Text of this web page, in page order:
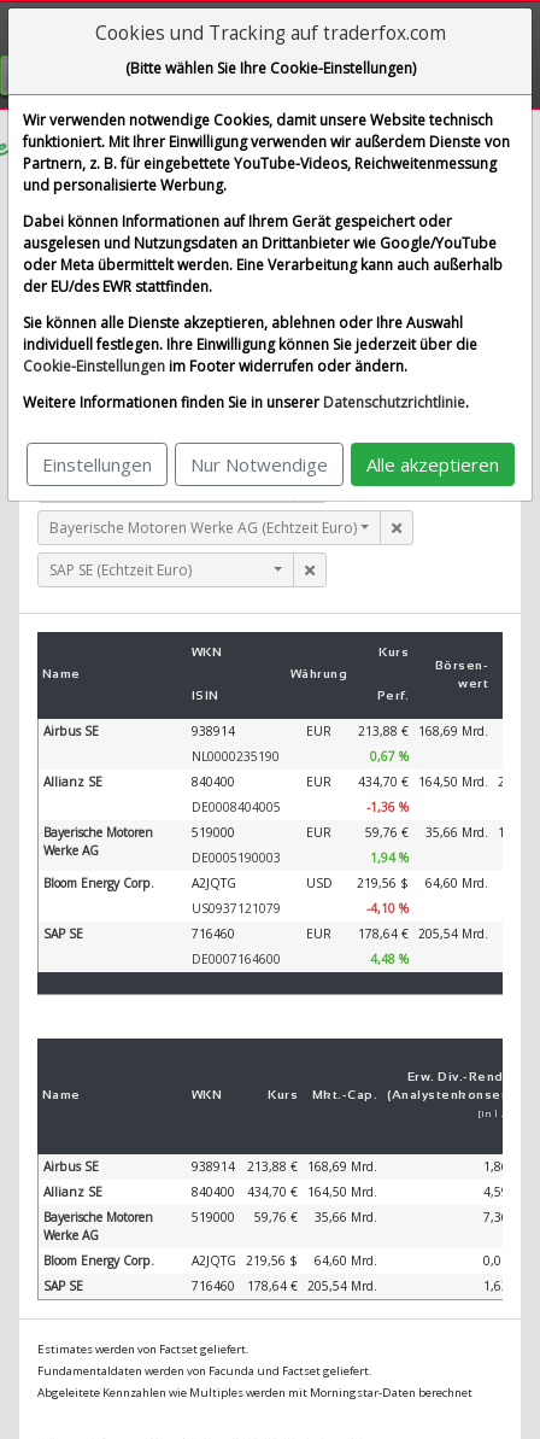
Visualizations
GRATIS REGISTRIEREN
Bloom Energy Corp.
im Vergleich mit Airbus SE, Allianz SE, Bayerische
Motoren Werke AG und 1 weitere Aktie
Alle Aktien entfernen
Standard-Vergleich
Bloom Energy Corp. (Echtzeit USD)
Airbus SE (Echtzeit Euro)
Allianz SE (Echtzeit Euro)
Bayerische Motoren Werke AG (Echtzeit Euro)
SAP SE (Echtzeit Euro)
Name
WKN
Währung
Kurs
Börsen­
wert
ISIN
Perf.
Airbus SE 938914 EUR 213,88 € 168,69 Mrd.
NL0000235190
0,67 %
Allianz SE
840400 EUR 434,70 € 164,50 Mrd.
DE0008404005
-1,36 %
Bayerische Motoren
Werke AG
519000 EUR 59,76 € 35,66 Mrd.
DE0005190003
1,94 %
Bloom Energy Corp.
A2JQTG USD 219,56 $ 64,60 Mrd.
US0937121079
-4,10 %
SAP SE
716460 EUR 178,64 € 205,54 Mrd.
DE0007164600
4,48 %
Name WKN Kurs Mkt.-Cap.
Erw. Div.- Ren­di­te
(Analystenkonsens)
[in 1 Jahr]
Airbus SE 938914 213,88 € 168,69 Mrd.
1,86 %
Allianz SE
840400 434,70 € 164,50 Mrd.
4,59 %
Bayerische Motoren
Werke AG
519000 59,76 € 35,66 Mrd. 7,36 %
Bloom Energy Corp. A2JQTG 219,56 $ 64,60 Mrd.
0,01 %
SAP SE
716460 178,64 € 205,54 Mrd. 1,63 %
Estimates werden von Factset geliefert.
Fundamentaldaten werden von Facunda und Factset geliefert.
Abgeleitete Kennzahlen wie Multiples werden mit Morningstar-Daten berechnet
Cookies und Tracking auf traderfox.com
(Bitte wählen Sie Ihre Cookie-Einstellungen)
Wir verwenden notwendige Cookies, damit unsere Website technisch
funktioniert. Mit Ihrer Einwilligung verwenden wir außerdem Dienste von
Partnern, z. B. für eingebettete YouTube-Videos, Reichweitenmessung
und personalisierte Werbung.
Dabei können Informationen auf Ihrem Gerät gespeichert oder
ausgelesen und Nutzungsdaten an Drittanbieter wie Google/YouTube
oder Meta übermittelt werden. Eine Verarbeitung kann auch außerhalb
der EU/des EWR stattfinden.
Sie können alle Dienste akzeptieren, ablehnen oder Ihre Auswahl
individuell festlegen. Ihre Einwilligung können Sie jederzeit über die
Cookie-Einstellungenim Footer widerrufen oder ändern.
Weitere Informationen finden Sie in unserer Datenschutzrichtlinie.
Einstellungen Nur Notwendige Alle akzeptieren